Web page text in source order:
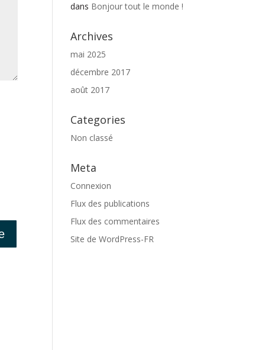
dans Bonjour tout le monde !
Archives
mai 2025
décembre 2017
août 2017
Categories
Non classé
Meta
Connexion
Flux des publications
Flux des commentaires
Site de WordPress-FR